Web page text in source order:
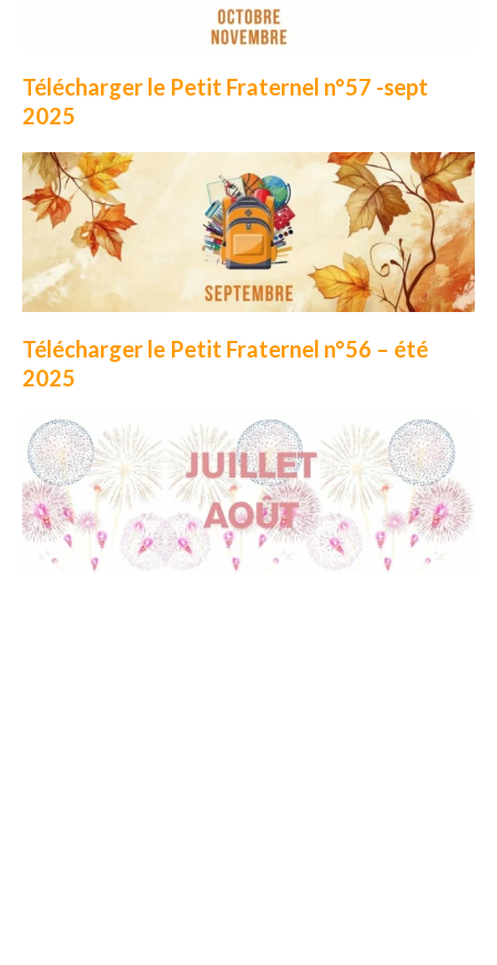
Télécharger le Petit Fraternel n°57 -sept
2025
Télécharger le Petit Fraternel n°56 – été
2025